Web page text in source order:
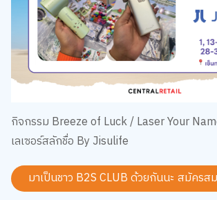
กิจกรรม Breeze of Luck / Laser Your
เลเซอร์สลักชื่อ By Jisulife
มาเป็นชาว B2S CLUB ด้วยกันนะ สมัครส